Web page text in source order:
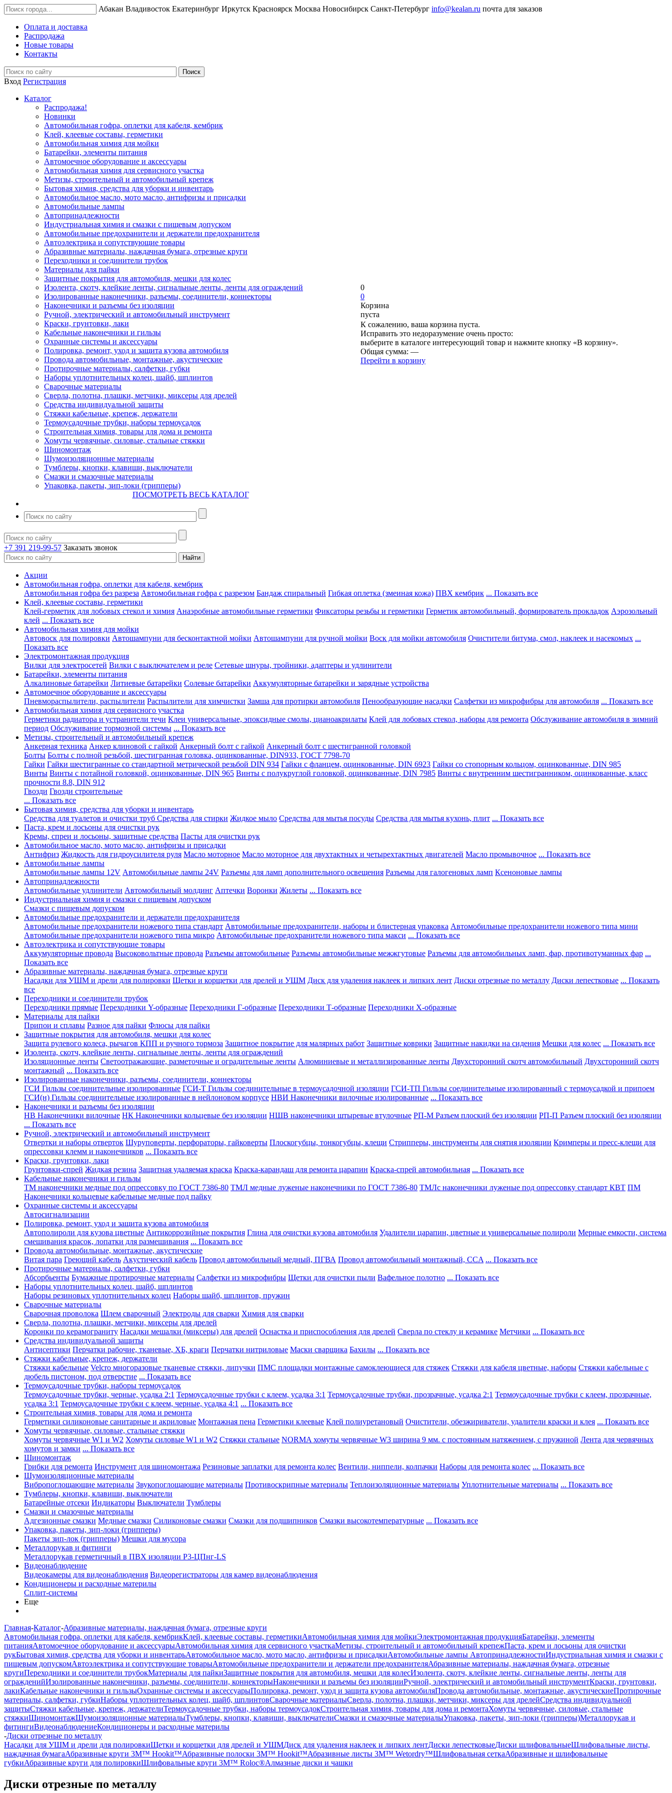
Абакан Владивосток Екатеринбург Иркутск Красноярск Москва Новосибирск Санкт-Петербург info@kealan.ru почта для заказов
Оплата и доставка
Распродажа
Новые товары
Контакты
Вход Регистрация
Каталог
Распродажа!
Новинки
Автомобильная гофра, оплетки для кабеля, кембрик
Клей, клеевые составы, герметики
Автомобильная химия для мойки
Батарейки, элементы питания
Автомоечное оборудование и аксессуары
Автомобильная химия для сервисного участка
Метизы, строительный и автомобильный крепеж
Бытовая химия, средства для уборки и инвентарь
Автомобильное масло, мото масло, антифризы и присадки
Автомобильные лампы
Автопринадлежности
Индустриальная химия и смазки с пищевым допуском
Автомобильные предохранители и держатели предохранителя
Автоэлектрика и сопутствующие товары
Абразивные материалы, наждачная бумага, отрезные круги
Переходники и соединители трубок
Материалы для пайки
Защитные покрытия для автомобиля, мешки для колес
Изолента, скотч, клейкие ленты, сигнальные ленты, ленты для ограждений
Изолированные наконечники, разъемы, соединители, коннекторы
Наконечники и разъемы без изоляции
Ручной, электрический и автомобильный инструмент
Краски, грунтовки, лаки
Кабельные наконечники и гильзы
Охранные системы и аксессуары
Полировка, ремонт, уход и защита кузова автомобиля
Провода автомобильные, монтажные, акустические
Протирочные материалы, салфетки, губки
Наборы уплотнительных колец, шайб, шплинтов
Сварочные материалы
Сверла, полотна, плашки, метчики, миксеры для дрелей
Средства индивидуальной защиты
Стяжки кабельные, крепеж, держатели
Термоусадочные трубки, наборы термоусадок
Строительная химия, товары для дома и ремонта
Хомуты червячные, силовые, стальные стяжки
Шиномонтаж
Шумоизоляционные материалы
Тумблеры, кнопки, клавиши, выключатели
Смазки и смазочные материалы
Упаковка, пакеты, зип-локи (грипперы)
ПОСМОТРЕТЬ ВЕСЬ КАТАЛОГ
+7 391 219-99-57 Заказать звонок
0
0
Корзина
пуста
К сожалению, ваша корзина пуста.
Исправить это недоразумение очень просто:
выберите в каталоге интересующий товар и нажмите кнопку «В корзину».
Общая сумма: —
Перейти в корзину
Акции
Автомобильная гофра, оплетки для кабеля, кембрик
Автомобильная гофра без разреза Автомобильная гофра с разрезом Бандаж спиральный Гибкая оплетка (змеиная кожа) ПВХ кембрик ... Показать все
Клей, клеевые составы, герметики
Клей-герметик для лобовых стекол и химия Анаэробные автомобильные герметики Фиксаторы резьбы и герметики Герметик автомобильный, формирователь прокладок Аэрозольный
клей ... Показать все
Автомобильная химия для мойки
Автовоск для полировки Автошампуни для бесконтактной мойки Автошампуни для ручной мойки Воск для мойки автомобиля Очистители битума, смол, наклеек и насекомых ...
Показать все
Электромонтажная продукция
Вилки для электросетей Вилки с выключателем и реле Сетевые шнуры, тройники, адаптеры и удлинители
Батарейки, элементы питания
Алкалиновые батарейки Литиевые батарейки Солевые батарейки Аккумуляторные батарейки и зарядные устройства
Автомоечное оборудование и аксессуары
Пневмораспылители, распылители Распылители для химчистки Замша для протирки автомобиля Пенообразующие насадки Салфетки из микрофибры для автомобиля ... Показать все
Автомобильная химия для сервисного участка
Герметики радиатора и устранители течи Клеи универсальные, эпоксидные смолы, цианоакрилаты Клей для лобовых стекол, наборы для ремонта Обслуживание автомобиля в зимний
период Обслуживание тормозной системы ... Показать все
Метизы, строительный и автомобильный крепеж
Анкерная техника Анкер клиновой с гайкой Анкерный болт с гайкой Анкерный болт с шестигранной головкой
Болты Болты с полной резьбой, шестигранная головка, оцинкованные, DIN933, ГОСТ 7798-70
Гайки Гайки шестигранные со стандартной метрической резьбой DIN 934 Гайки с фланцем, оцинкованные, DIN 6923 Гайки со стопорным кольцом, оцинкованные, DIN 985
Винты Винты с потайной головкой, оцинкованные, DIN 965 Винты с полукруглой головкой, оцинкованные, DIN 7985 Винты с внутренним шестигранником, оцинкованные, класс
прочности 8.8, DIN 912
Гвозди Гвозди строительные
... Показать все
Бытовая химия, средства для уборки и инвентарь
Средства для туалетов и очистки труб Средства для стирки Жидкое мыло Средства для мытья посуды Средства для мытья кухонь, плит ... Показать все
Паста, крем и лосьоны для очистки рук
Кремы, спреи и лосьоны, защитные средства Пасты для очистки рук
Автомобильное масло, мото масло, антифризы и присадки
Антифриз Жидкость для гидроусилителя руля Масло моторное Масло моторное для двухтактных и четырехтактных двигателей Масло промывочное ... Показать все
Автомобильные лампы
Автомобильные лампы 12V Автомобильные лампы 24V Разъемы для ламп дополнительного освещения Разъемы для галогеновых ламп Ксеноновые лампы
Автопринадлежности
Автомобильные удлинители Автомобильный молдинг Аптечки Воронки Жилеты ... Показать все
Индустриальная химия и смазки с пищевым допуском
Смазки с пищевым допуском
Автомобильные предохранители и держатели предохранителя
Автомобильные предохранители ножевого типа стандарт Автомобильные предохранители, наборы и блистерная упаковка Автомобильные предохранители ножевого типа мини
Автомобильные предохранители ножевого типа микро Автомобильные предохранители ножевого типа макси ... Показать все
Автоэлектрика и сопутствующие товары
Аккумуляторные провода Высоковольтные провода Разъемы автомобильные Разъемы автомобильные межжгутовые Разъемы для автомобильных ламп, фар, противотуманных фар ...
Показать все
Абразивные материалы, наждачная бумага, отрезные круги
Насадки для УШМ и дрели для полировки Щетки и корщетки для дрелей и УШМ Диск для удаления наклеек и липких лент Диски отрезные по металлу Диски лепестковые ... Показать
все
Переходники и соединители трубок
Переходники прямые Переходники Y-образные Переходники Г-образные Переходники Т-образные Переходники Х-образные
Материалы для пайки
Припои и сплавы Разное для пайки Флюсы для пайки
Защитные покрытия для автомобиля, мешки для колес
Защита рулевого колеса, рычагов КПП и ручного тормоза Защитное покрытие для малярных работ Защитные коврики Защитные накидки на сидения Мешки для колес ... Показать все
Изолента, скотч, клейкие ленты, сигнальные ленты, ленты для ограждений
Изоляционные ленты Светоотражающие, разметочные и оградительные ленты Алюминиевые и металлизированные ленты Двухсторонний скотч автомобильный Двухсторонний скотч
монтажный ... Показать все
Изолированные наконечники, разъемы, соединители, коннекторы
ГСИ Гильзы соединительные изолированные ГСИ-Т Гильзы соединительные в термоусадочной изоляции ГСИ-ТП Гильзы соединительные изолированный с термоусадкой и припоем
ГСИ(н) Гильзы соединительные изолированные в нейлоновом корпусе НВИ Наконечники вилочные изолированные ... Показать все
Наконечники и разъемы без изоляции
НВ Наконечники вилочные НК Наконечники кольцевые без изоляции НШВ наконечники штыревые втулочные РП-М Разъем плоский без изоляции РП-П Разъем плоский без изоляции
... Показать все
Ручной, электрический и автомобильный инструмент
Отвертки и наборы отверток Шуруповерты, перфораторы, гайковерты Плоскогубцы, тонкогубцы, клещи Стрипперы, инструменты для снятия изоляции Кримперы и пресс-клещи для
опрессовки клемм и наконечников ... Показать все
Краски, грунтовки, лаки
Грунтовки-спрей Жидкая резина Защитная удаляемая краска Краска-карандаш для ремонта царапин Краска-спрей автомобильная ... Показать все
Кабельные наконечники и гильзы
ТМ наконечники медные под опрессовку по ГОСТ 7386-80 ТМЛ медные луженые наконечники по ГОСТ 7386-80 ТМЛс наконечники луженые под опрессовку стандарт КВТ ПМ
Наконечники кольцевые кабельные медные под пайку
Охранные системы и аксессуары
Автосигнализации
Полировка, ремонт, уход и защита кузова автомобиля
Автополироли для кузова цветные Антикоррозийные покрытия Глина для очистки кузова автомобиля Удалители царапин, цветные и универсальные полироли Мерные емкости, система
смешивания красок, лопатки для размешивания ... Показать все
Провода автомобильные, монтажные, акустические
Витая пара Греющий кабель Акустический кабель Провод автомобильный медный, ПГВА Провод автомобильный монтажный, CCA ... Показать все
Протирочные материалы, салфетки, губки
Абсорбьенты Бумажные протирочные материалы Салфетки из микрофибры Щетки для очистки пыли Вафельное полотно ... Показать все
Наборы уплотнительных колец, шайб, шплинтов
Наборы резиновых уплотнительных колец Наборы шайб, шплинтов, пружин
Сварочные материалы
Сварочная проволока Шлем сварочный Электроды для сварки Химия для сварки
Сверла, полотна, плашки, метчики, миксеры для дрелей
Коронки по керамограниту Насадки мешалки (миксеры) для дрелей Оснастка и приспособления для дрелей Сверла по стеклу и керамике Метчики ... Показать все
Средства индивидуальной защиты
Антисептики Перчатки рабочие, тканевые, ХБ, краги Перчатки нитриловые Маски сварщика Бахилы ... Показать все
Стяжки кабельные, крепеж, держатели
Стяжки кабельные Velcro многоразовые тканевые стяжки, липучки ПМС площадки монтажные самоклеющиеся для стяжек Стяжки для кабеля цветные, наборы Стяжки кабельные с
дюбель пистоном, под отверстие ... Показать все
Термоусадочные трубки, наборы термоусадок
Термоусадочные трубки, черные, усадка 2:1 Термоусадочные трубки с клеем, усадка 3:1 Термоусадочные трубки, прозрачные, усадка 2:1 Термоусадочные трубки с клеем, прозрачные,
усадка 3:1 Термоусадочные трубки с клеем, черные, усадка 4:1 ... Показать все
Строительная химия, товары для дома и ремонта
Герметики силиконовые санитарные и акриловые Монтажная пена Герметики клеевые Клей полиуретановый Очистители, обезжириватели, удалители краски и клея ... Показать все
Хомуты червячные, силовые, стальные стяжки
Хомуты червячные W1 и W2 Хомуты силовые W1 и W2 Стяжки стальные NORMA хомуты червячные W3 ширина 9 мм. с постоянным натяжением, с пружиной Лента для червячных
хомутов и замки ... Показать все
Шиномонтаж
Грибки для ремонта Инструмент для шиномонтажа Резиновые заплатки для ремонта колес Вентили, ниппели, колпачки Наборы для ремонта колес ... Показать все
Шумоизоляционные материалы
Вибропоглощающие материалы Звукопоглощающие материалы Противоскрипные материалы Теплоизоляционные материалы Уплотнительные материалы ... Показать все
Тумблеры, кнопки, клавиши, выключатели
Батарейные отсеки Индикаторы Выключатели Тумблеры
Смазки и смазочные материалы
Адгезионные смазки Медные смазки Силиконовые смазки Смазки для подшипников Смазки высокотемпературные ... Показать все
Упаковка, пакеты, зип-локи (грипперы)
Пакеты зип-лок (грипперы) Мешки для мусора
Металлорукав и фитинги
Металлорукав герметичный в ПВХ изоляции Р3-ЦПнг-LS
Видеонаблюдение
Видеокамеры для видеонаблюдения Видеорегистраторы для камер видеонаблюдения
Кондиционеры и расходные материлы
Сплит-системы
Еще
Главная-Каталог-Абразивные материалы, наждачная бумага, отрезные круги
Автомобильная гофра, оплетки для кабеля, кембрикКлей, клеевые составы, герметикиАвтомобильная химия для мойкиЭлектромонтажная продукцияБатарейки, элементы
питанияАвтомоечное оборудование и аксессуарыАвтомобильная химия для сервисного участкаМетизы, строительный и автомобильный крепежПаста, крем и лосьоны для очистки
рукБытовая химия, средства для уборки и инвентарьАвтомобильное масло, мото масло, антифризы и присадкиАвтомобильные лампы АвтопринадлежностиИндустриальная химия и смазки с
пищевым допускомАвтоэлектрика и сопутствующие товарыАвтомобильные предохранители и держатели предохранителяАбразивные материалы, наждачная бумага, отрезные
кругиПереходники и соединители трубокМатериалы для пайкиЗащитные покрытия для автомобиля, мешки для колесИзолента, скотч, клейкие ленты, сигнальные ленты, ленты для
огражденийИзолированные наконечники, разъемы, соединители, коннекторыНаконечники и разъемы без изоляцииРучной, электрический и автомобильный инструментКраски, грунтовки,
лакиКабельные наконечники и гильзыОхранные системы и аксессуарыПолировка, ремонт, уход и защита кузова автомобиляПровода автомобильные, монтажные, акустическиеПротирочные
материалы, салфетки, губкиНаборы уплотнительных колец, шайб, шплинтовСварочные материалыСверла, полотна, плашки, метчики, миксеры для дрелейСредства индивидуальной
защитыСтяжки кабельные, крепеж, держателиТермоусадочные трубки, наборы термоусадокСтроительная химия, товары для дома и ремонтаХомуты червячные, силовые, стальные
стяжкиШиномонтажШумоизоляционные материалыТумблеры, кнопки, клавиши, выключателиСмазки и смазочные материалыУпаковка, пакеты, зип-локи (грипперы)Металлорукав и
фитингиВидеонаблюдениеКондиционеры и расходные материлы
-Диски отрезные по металлу
Насадки для УШМ и дрели для полировкиЩетки и корщетки для дрелей и УШМДиск для удаления наклеек и липких лентДиски лепестковыеДиски шлифовальныеШлифовальные листы,
наждачная бумагаАбразивные круги 3M™ Hookit™Абразивные полоски 3M™ Hookit™Абразивные листы 3M™ Wetordry™Шлифовальная сеткаАбразивные и шлифовальные
губкиАбразивные круги для полировкиШлифовальные круги 3M™ Roloc®Алмазные диски и чашки
Диски отрезные по металлу